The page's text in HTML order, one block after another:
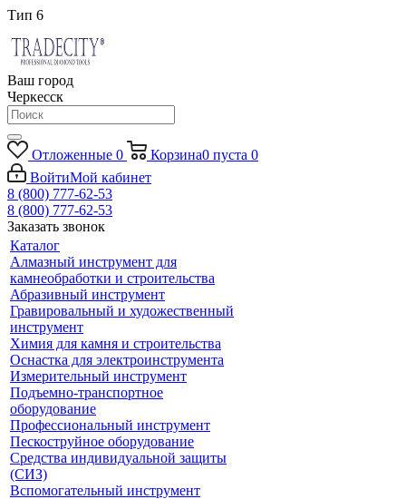
Тип 6
Ваш город
Черкесск
Отложенные 0 Корзина0 пуста 0
ВойтиМой кабинет
8 (800) 777-62-53
8 (800) 777-62-53
Заказать звонок
Каталог
Алмазный инструмент для
камнеобработки и строительства
Абразивный инструмент
Гравировальный и художественный
инструмент
Химия для камня и строительства
Оснастка для электроинструмента
Измерительный инструмент
Подъемно-транспортное
оборудование
Профессиональный инструмент
Пескоструйное оборудование
Средства индивидуальной защиты
(СИЗ)
Вспомогательный инструмент